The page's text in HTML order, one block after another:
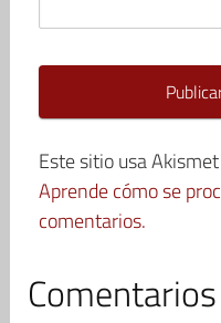
Este sitio usa
Aprende cómo se
comentarios.